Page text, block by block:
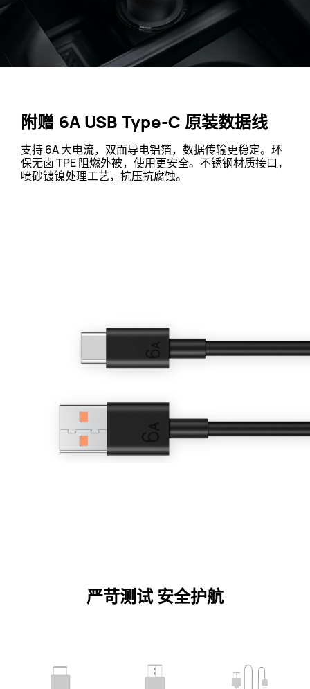
附赠 6A USB Type-C 原装数据线
支持 6A 大电流，双面导电铝箔，数据传输更稳定。环
保无卤 TPE 阻燃外被，使用更安全。不锈钢材质接口，
喷砂镀镍处理工艺，抗压抗腐蚀。
严苛测试 安全护航